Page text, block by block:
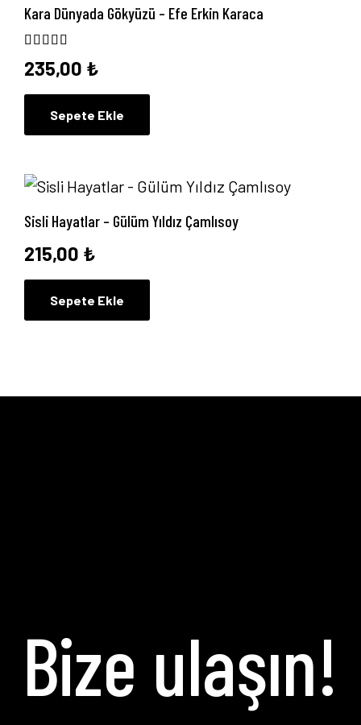
Kara Dünyada Gökyüzü – Efe Erkin Karaca
235,00 ₺
Sepete Ekle
Sisli Hayatlar – Gülüm Yıldız Çamlısoy
215,00 ₺
Sepete Ekle
Bize ulaşın!